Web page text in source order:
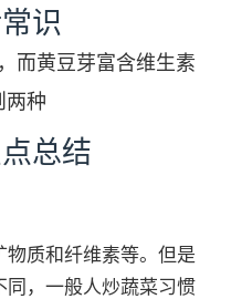
识
而黄豆芽富含维生素
两种
总结
质和纤维素等。但是
同，一般人炒蔬菜习惯